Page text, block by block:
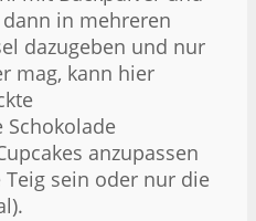
in mehreren
dazugeben und nur
mag, kann hier
Schokolade
anzupassen
Teig sein oder nur die